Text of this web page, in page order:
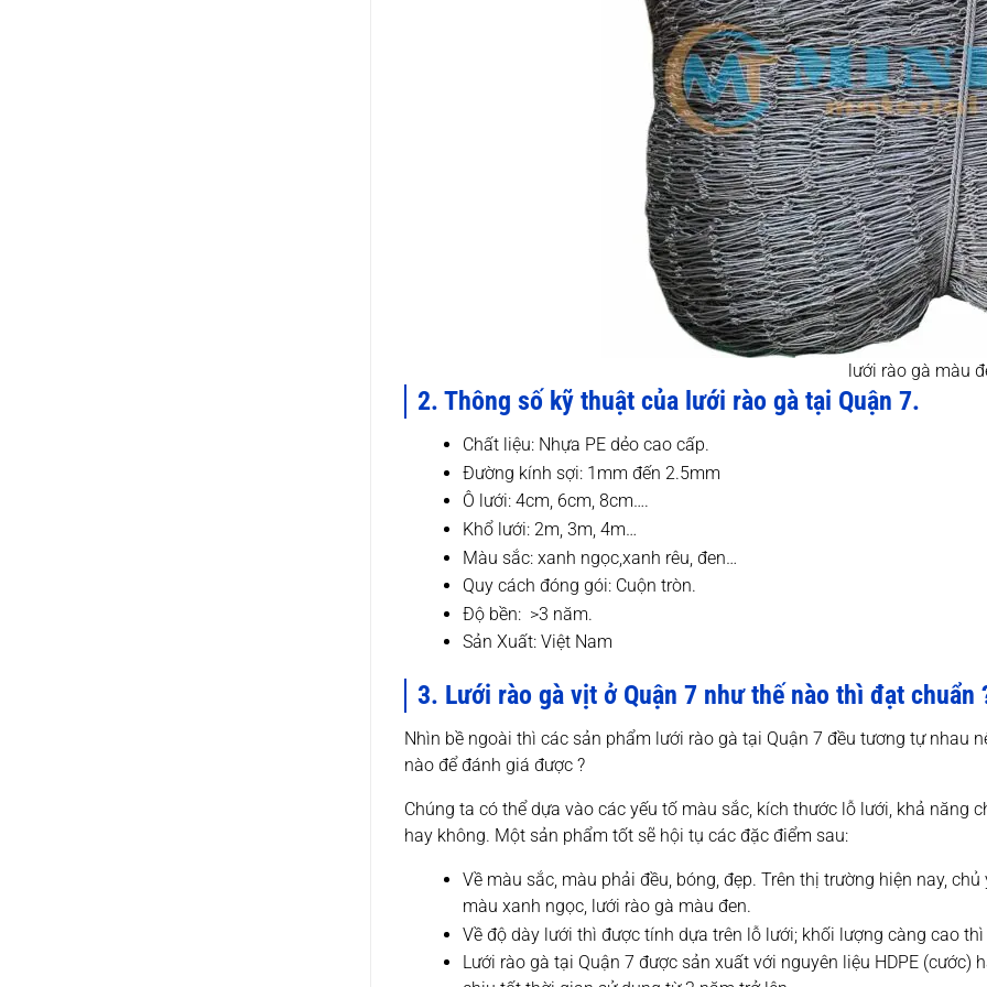
lưới rào gà màu
2. Thông số kỹ thuật của lưới rào gà tại Quận 7.
Chất liệu: Nhựa PE dẻo cao сấp.
Đường kính sợi: 1mm đến 2.5mm
Ô lưới: 4cm, 6cm, 8cm….
Khổ lưới: 2m, 3m, 4m…
Màu sắc: xanh ngọc,xanh rêu, đen…
Quy cách đóng gói: Cuộn tròn.
Độ bền: >3 năm.
Sản Xuất: Việt Nam
3. Lưới rào gà vịt ở Quận 7 như thế nào thì đạt chuẩn
Nhìn bề ngoài thì các sản phẩm lưới rào gà tại Quận 7 đều tương tự nhau
nào để đánh giá được ?
Chúng ta có thể dựa vào các yếu tố màu sắc, kích thước lỗ lưới, khả
hay không. Một sản phẩm tốt sẽ hội tụ các đặc điểm sau:
Về màu sắc, màu phải đều, bóng, đẹp. Trên thị trường hiện nay,
màu xanh ngọc, lưới rào gà màu đen.
Về độ dày lưới thì được tính dựa trên lỗ lưới; khối lượng càng cao
Lưới rào gà tại Quận 7 được sản xuất với nguyên liệu HDPE